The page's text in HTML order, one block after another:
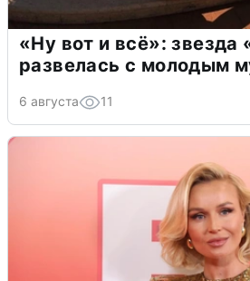
«Ну вот и всё»:
развелась с молодым
6 августа 11